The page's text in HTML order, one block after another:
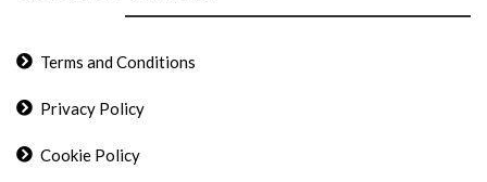
Terms and Conditions
Privacy Policy
Cookie Policy